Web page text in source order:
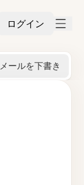
ログイン
メールを下書き